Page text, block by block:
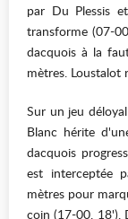
par Du Plessis
transforme (07-
dacquois à la
mètres. Loustalot
Sur un jeu
Blanc hérite
dacquois
est interceptée
mètres pour
coin (17-00, 18').